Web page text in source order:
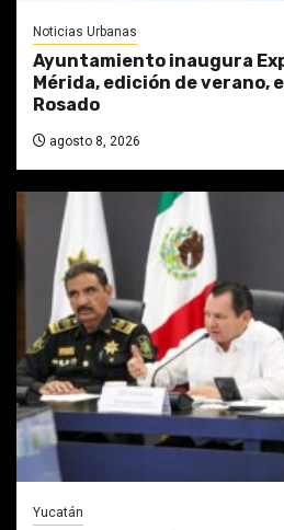
Noticias Urbanas
Ayuntamiento inaugura
Mérida, edición de verano,
Rosado
agosto 8, 2026
Yucatán